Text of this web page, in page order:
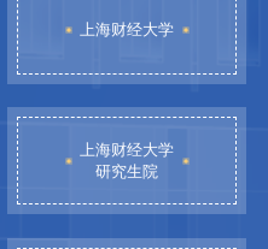
上海财经大学
上海财经大学
研究生院